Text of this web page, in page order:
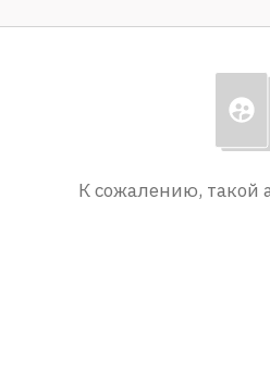
Экранизации
К сожалению, такой